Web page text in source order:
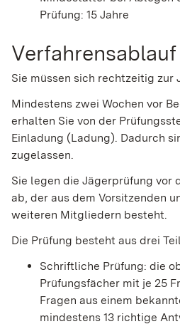
Prüfung: 15 Jahre
Verfahrensablauf
Sie müssen sich rechtzeitig zur
Mindestens zwei Wochen vor
erhalten Sie von der
Einladung (Ladung). Dadurch
zugelassen.
Sie legen die Jägerprüfung vor
ab, der aus dem Vorsitzenden
weiteren Mitgliedern besteht.
Die Prüfung besteht aus drei
Schriftliche Prüfung: die
Prüfungsfächer mit je 25
Fragen aus einem
mindestens 13 richtige